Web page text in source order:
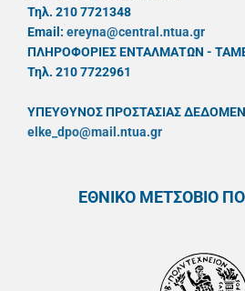
Τηλ. 210 7721348
Email: ereyna@central.ntua.gr
ΠΛΗΡΟΦΟΡΙΕΣ ΕΝΤΑΛΜΑΤΩΝ -
Τηλ. 210 7722961
ΥΠΕΥΘYΝΟΣ ΠΡΟΣΤΑΣΙΑΣ
elke_dpo@mail.ntua.gr
ΕΘΝΙΚΟ ΜΕΤΣΟΒΙΟ